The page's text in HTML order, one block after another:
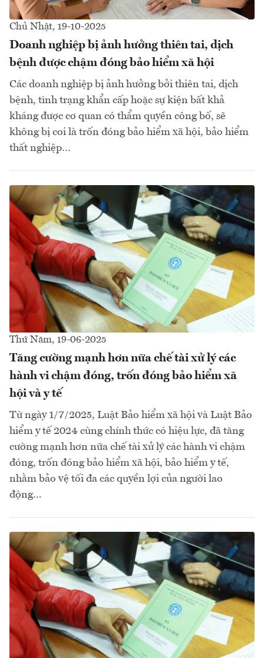
Chủ Nhật, 19-10-2025
Doanh nghiệp bị ảnh hưởng thiên tai, dịch
bệnh được chậm đóng bảo hiểm xã hội
Các doanh nghiệp bị ảnh hưởng bởi thiên tai, dịch
bệnh, tình trạng khẩn cấp hoặc sự kiện bất khả
kháng được cơ quan có thẩm quyền công bố, sẽ
không bị coi là trốn đóng bảo hiểm xã hội, bảo hiểm
thất nghiệp…
Thứ Năm, 19-06-2025
Tăng cường mạnh hơn nữa chế tài xử lý các
hành vi chậm đóng, trốn đóng bảo hiểm xã
hội và y tế
Từ ngày 1/7/2025, Luật Bảo hiểm xã hội và Luật Bảo
hiểm y tế 2024 cùng chính thức có hiệu lực, đã tăng
cường mạnh hơn nữa chế tài xử lý các hành vi chậm
đóng, trốn đóng bảo hiểm xã hội, bảo hiểm y tế,
nhằm bảo vệ tối đa các quyền lợi của người lao
động...